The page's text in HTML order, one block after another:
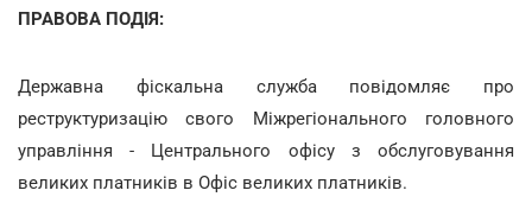
ПРАВОВА ПОДІЯ:
Державна фіскальна служба повідомляє про
реструктуризацію свого Міжрегіонального головного
управління - Центрального офісу з обслуговування
великих платників в Офіс великих платників.